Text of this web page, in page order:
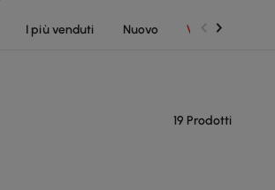
I più venduti Nuovo Vendite
19 Prodotti